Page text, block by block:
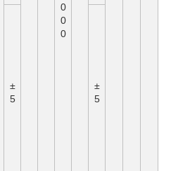
0
0
0
±
5
±
5